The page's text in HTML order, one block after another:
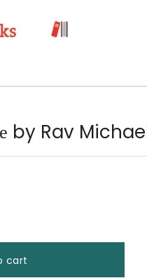
by Rav
cart